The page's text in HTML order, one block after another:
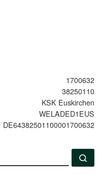
1700632
38250110
KSK Euskirchen
WELADED1EUS
DE64382501100001700632